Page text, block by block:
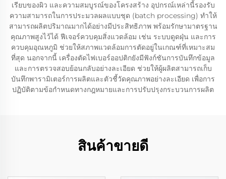
เรียบของผิว และความสมบูรณ์ของโครงสร้าง อุปกรณ์เหล่านี้รองรับ
ความสามารถในการประมวลผลแบบชุด (batch processing) ทำให้
สามารถผลิตปริมาณมากได้อย่างมีประสิทธิภาพ พร้อมรักษามาตรฐาน
คุณภาพสูงไว้ได้ ฟีเจอร์ควบคุมสิ่งแวดล้อม เช่น ระบบดูดฝุ่น และการ
ควบคุมอุณหภูมิ ช่วยให้สภาพแวดล้อมการตัดอยู่ในเกณฑ์ที่เหมาะสม
ที่สุด นอกจากนี้ เครื่องตัดไฟเบอร์ออปติกยังมีฟังก์ชันการบันทึกข้อมูล
และการตรวจสอบย้อนกลับอย่างละเอียด ช่วยให้ผู้ผลิตสามารถเก็บ
บันทึกพารามิเตอร์การผลิตและตัวชี้วัดคุณภาพอย่างละเอียด เพื่อการ
ปฏิบัติตามข้อกำหนดทางกฎหมายและการปรับปรุงกระบวนการผลิต
สินค้าขายดี